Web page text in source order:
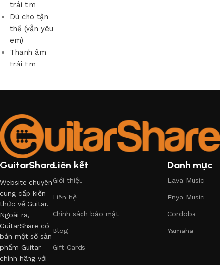
trái tim
Dù cho tận
thế (vẫn yêu
em)
Thanh âm
trái tim
GuitarShare
Website chuyên
cung cấp kiến
thức về Guitar.
Ngoài ra,
GuitarShare có
bán một số sản
phẩm Guitar
chính hãng với
Liên kết
Giới thiệu
Liên hệ
Chính sách bảo mật
Blog
Gift Cards
Danh mục
Lava Music
Enya Music
Cordoba
Yamaha